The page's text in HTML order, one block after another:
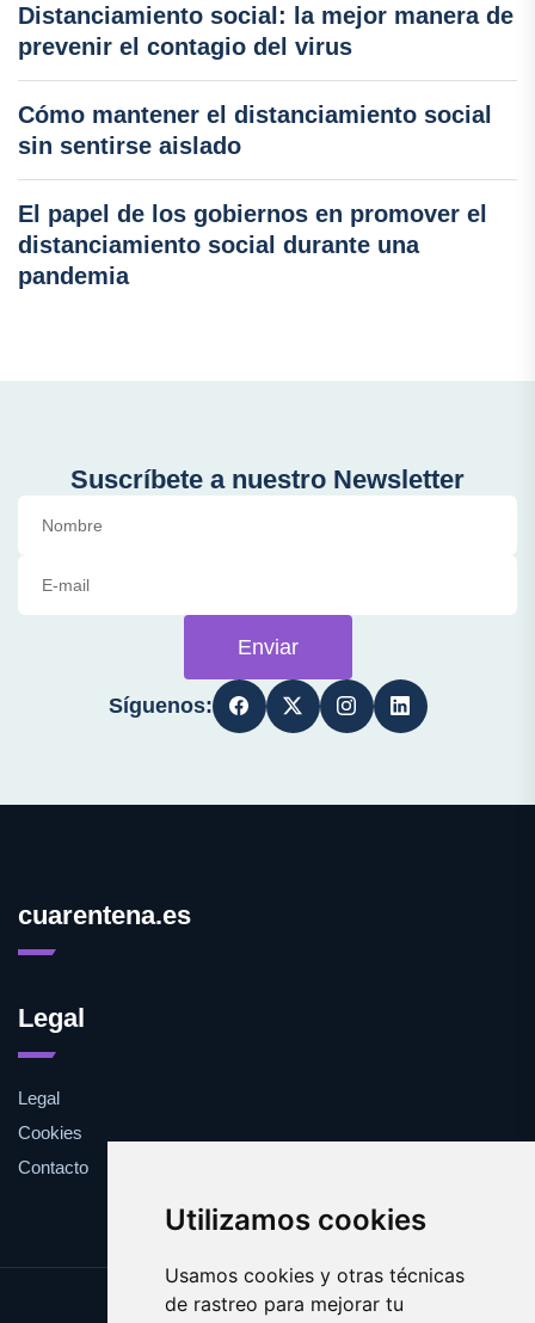
Utilizamos cookies
Usamos cookies y otras técnicas
de rastreo para mejorar tu
Distanciamiento social: la mejor manera de
prevenir el contagio del virus
Cómo mantener el distanciamiento social
sin sentirse aislado
El papel de los gobiernos en promover el
distanciamiento social durante una
pandemia
Suscríbete a nuestro Newsletter
Enviar
Síguenos:
cuarentena.es
Legal
Legal
Cookies
Contacto
Update cookies preferences